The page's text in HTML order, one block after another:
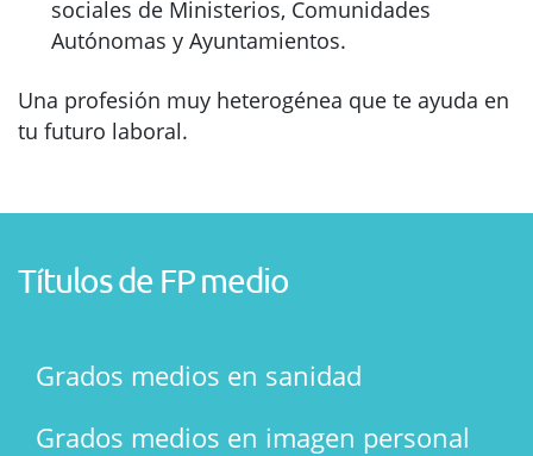
sociales de Ministerios, Comunidades
Autónomas y Ayuntamientos.
Una profesión muy heterogénea que te ayuda en
tu futuro laboral.
Títulos de FP medio
Grados medios en sanidad
Grados medios en imagen personal